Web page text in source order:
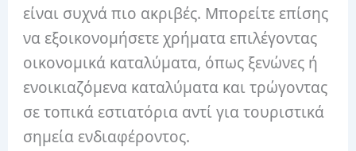
είναι συχνά πιο ακριβές. Μπορείτε επίσης
να εξοικονομήσετε χρήματα επιλέγοντας
οικονομικά καταλύματα, όπως ξενώνες ή
ενοικιαζόμενα καταλύματα και τρώγοντας
σε τοπικά εστιατόρια αντί για τουριστικά
σημεία ενδιαφέροντος.